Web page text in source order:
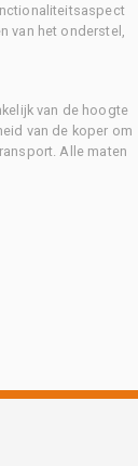
van het onderstel,
van de hoogte
van de koper om
Alle maten